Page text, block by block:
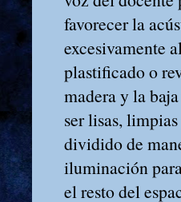
favorecer la
excesivamente
plastificado o
madera y la
ser lisas,
dividido de
iluminación
el resto del